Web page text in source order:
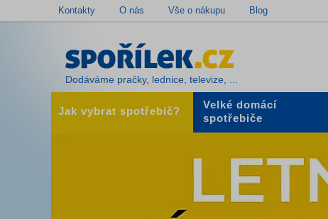
Kontakty O nás Vše o nákupu Blog
Dodáváme pračky, lednice, televize, ...
Jak vybrat spotřebič?
Velké domácí
spotřebiče